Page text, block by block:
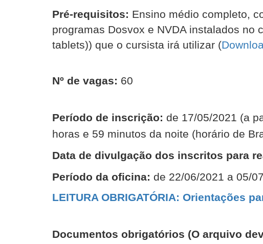
Pré-requisitos: Ensino médio completo,
programas Dosvox e NVDA instalados
tablets)) que o cursista irá utilizar (
Nº de vagas: 60
Período de inscrição: de 17/05/2021 (a
horas e 59 minutos da noite (horário de
Data de divulgação dos inscritos para
Período da oficina: de 22/06/2021 a 05/
LEITURA OBRIGATÓRIA: Orientações
Documentos obrigatórios (O arquivo